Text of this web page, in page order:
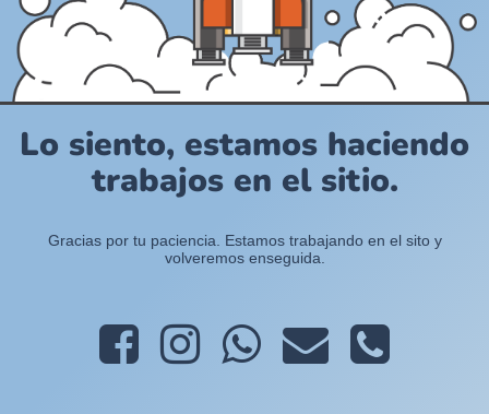
Lo siento, estamos haciendo
trabajos en el sitio.
Gracias por tu paciencia. Estamos trabajando en el sito y
volveremos enseguida.